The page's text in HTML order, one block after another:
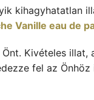
kihagyhatatlan
Vanille eau de
Kivételes
fel az